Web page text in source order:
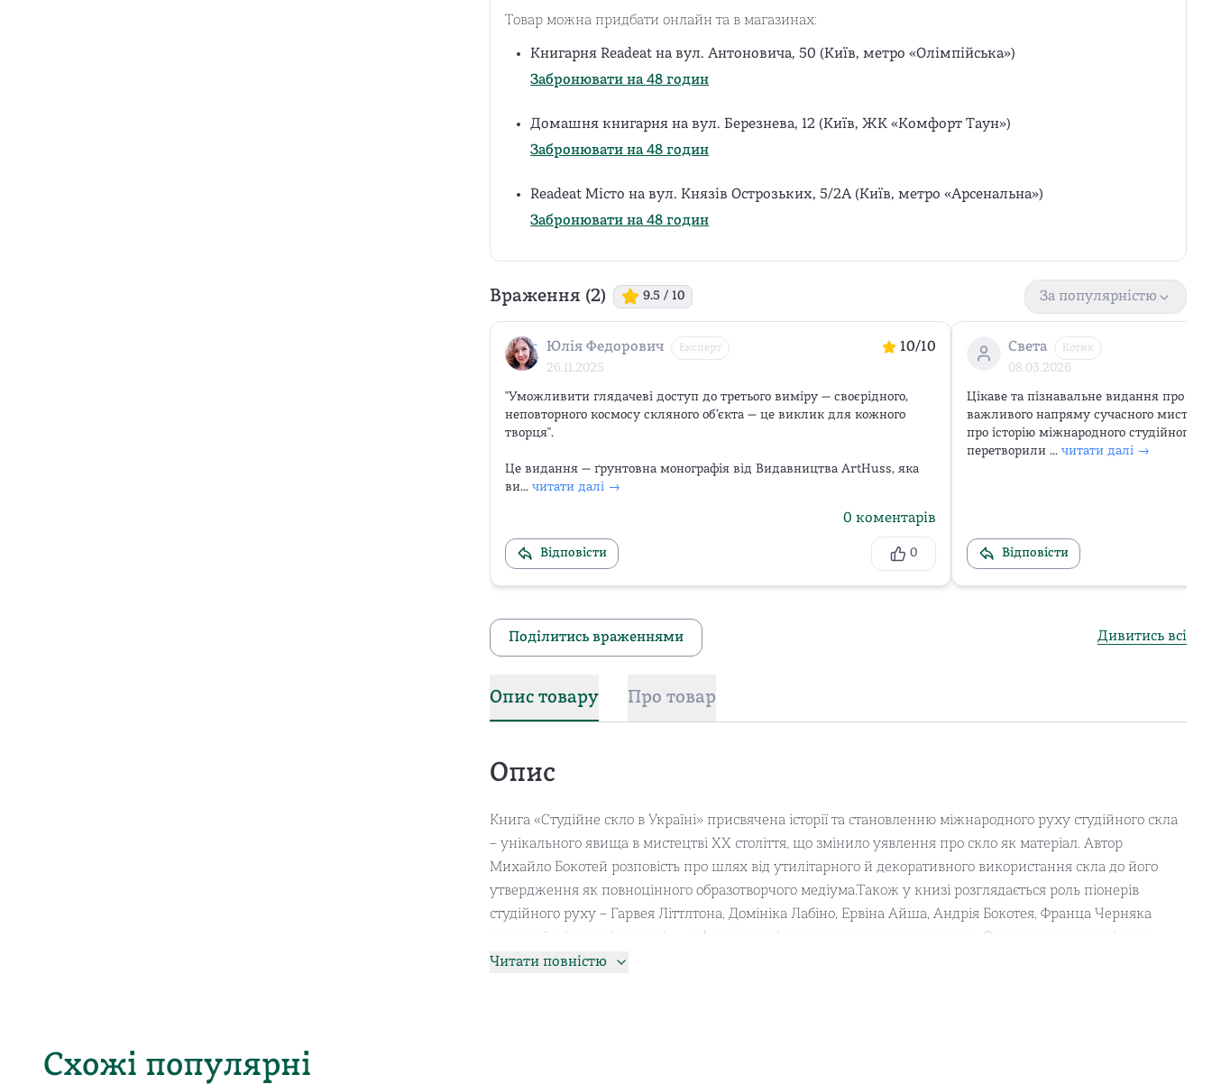
Товар можна придбати онлайн та в магазинах:
Книгарня Readeat на вул. Антоновича, 50 (Київ, метро «Олімпійська»)
Забронювати на 48 годин
Домашня книгарня на вул. Березнева, 12 (Київ, ЖК «Комфорт Таун»)
Забронювати на 48 годин
Readeat Місто на вул. Князів Острозьких, 5/2А (Київ, метро «Арсенальна»)
Забронювати на 48 годин
Враження (2) 9.5 / 10 За популярністю
Юлія Федорович Експерт
26.11.2025
10/10
"Уможливити глядачеві доступ до третього виміру — своєрідного,
неповторного космосу скляного об’єкта — це виклик для кожного
творця".
Це видання — ґрунтовна монографія від Видавництва ArtHuss, яка
ви... читати далі →
0 коментарів
Відповісти 0
Света Котик
08.03.2026
Цікаве та пізнавальне видання про
важливого напряму сучасного
про історію міжнародного студійного
перетворили ... читати далі →
Відповісти
Поділитись враженнями Дивитись всі
Опис товару Про товар
Опис
Книга «Студійне скло в Україні» присвячена історії та становленню міжнародного руху студійного скла
– унікального явища в мистецтві ХХ століття, що змінило уявлення про скло як матеріал. Автор
Михайло Бокотей розповість про шлях від утилітарного й декоративного використання скла до його
утвердження як повноцінного образотворчого медіума.Також у книзі розглядається роль піонерів
студійного руху – Гарвея Літтлтона, Домініка Лабіно, Ервіна Айша, Андрія Бокотея, Франца Черняка
тощо та їхніх послідовників – у формуванні нового мистецького напряму. Окрему увагу приділено
українському художньому склу, яке спирається на давні традиції гутництва та розвивалося паралельно
Читати повністю
Схожі популярні